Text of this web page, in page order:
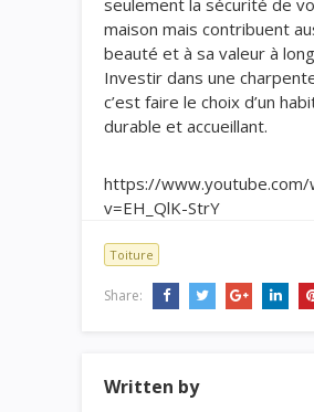
maison mais contribuent
beauté et à sa valeur à
Investir dans une
c’est faire le choix d’un
durable et accueillant.
https://www.youtube.com/
v=EH_QlK-StrY
Toiture
Share:
Written by